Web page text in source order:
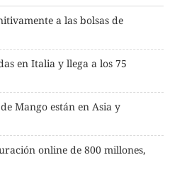
a las bolsas de
en Italia y llega a los 75
Mango están en Asia y
online de 800 millones,